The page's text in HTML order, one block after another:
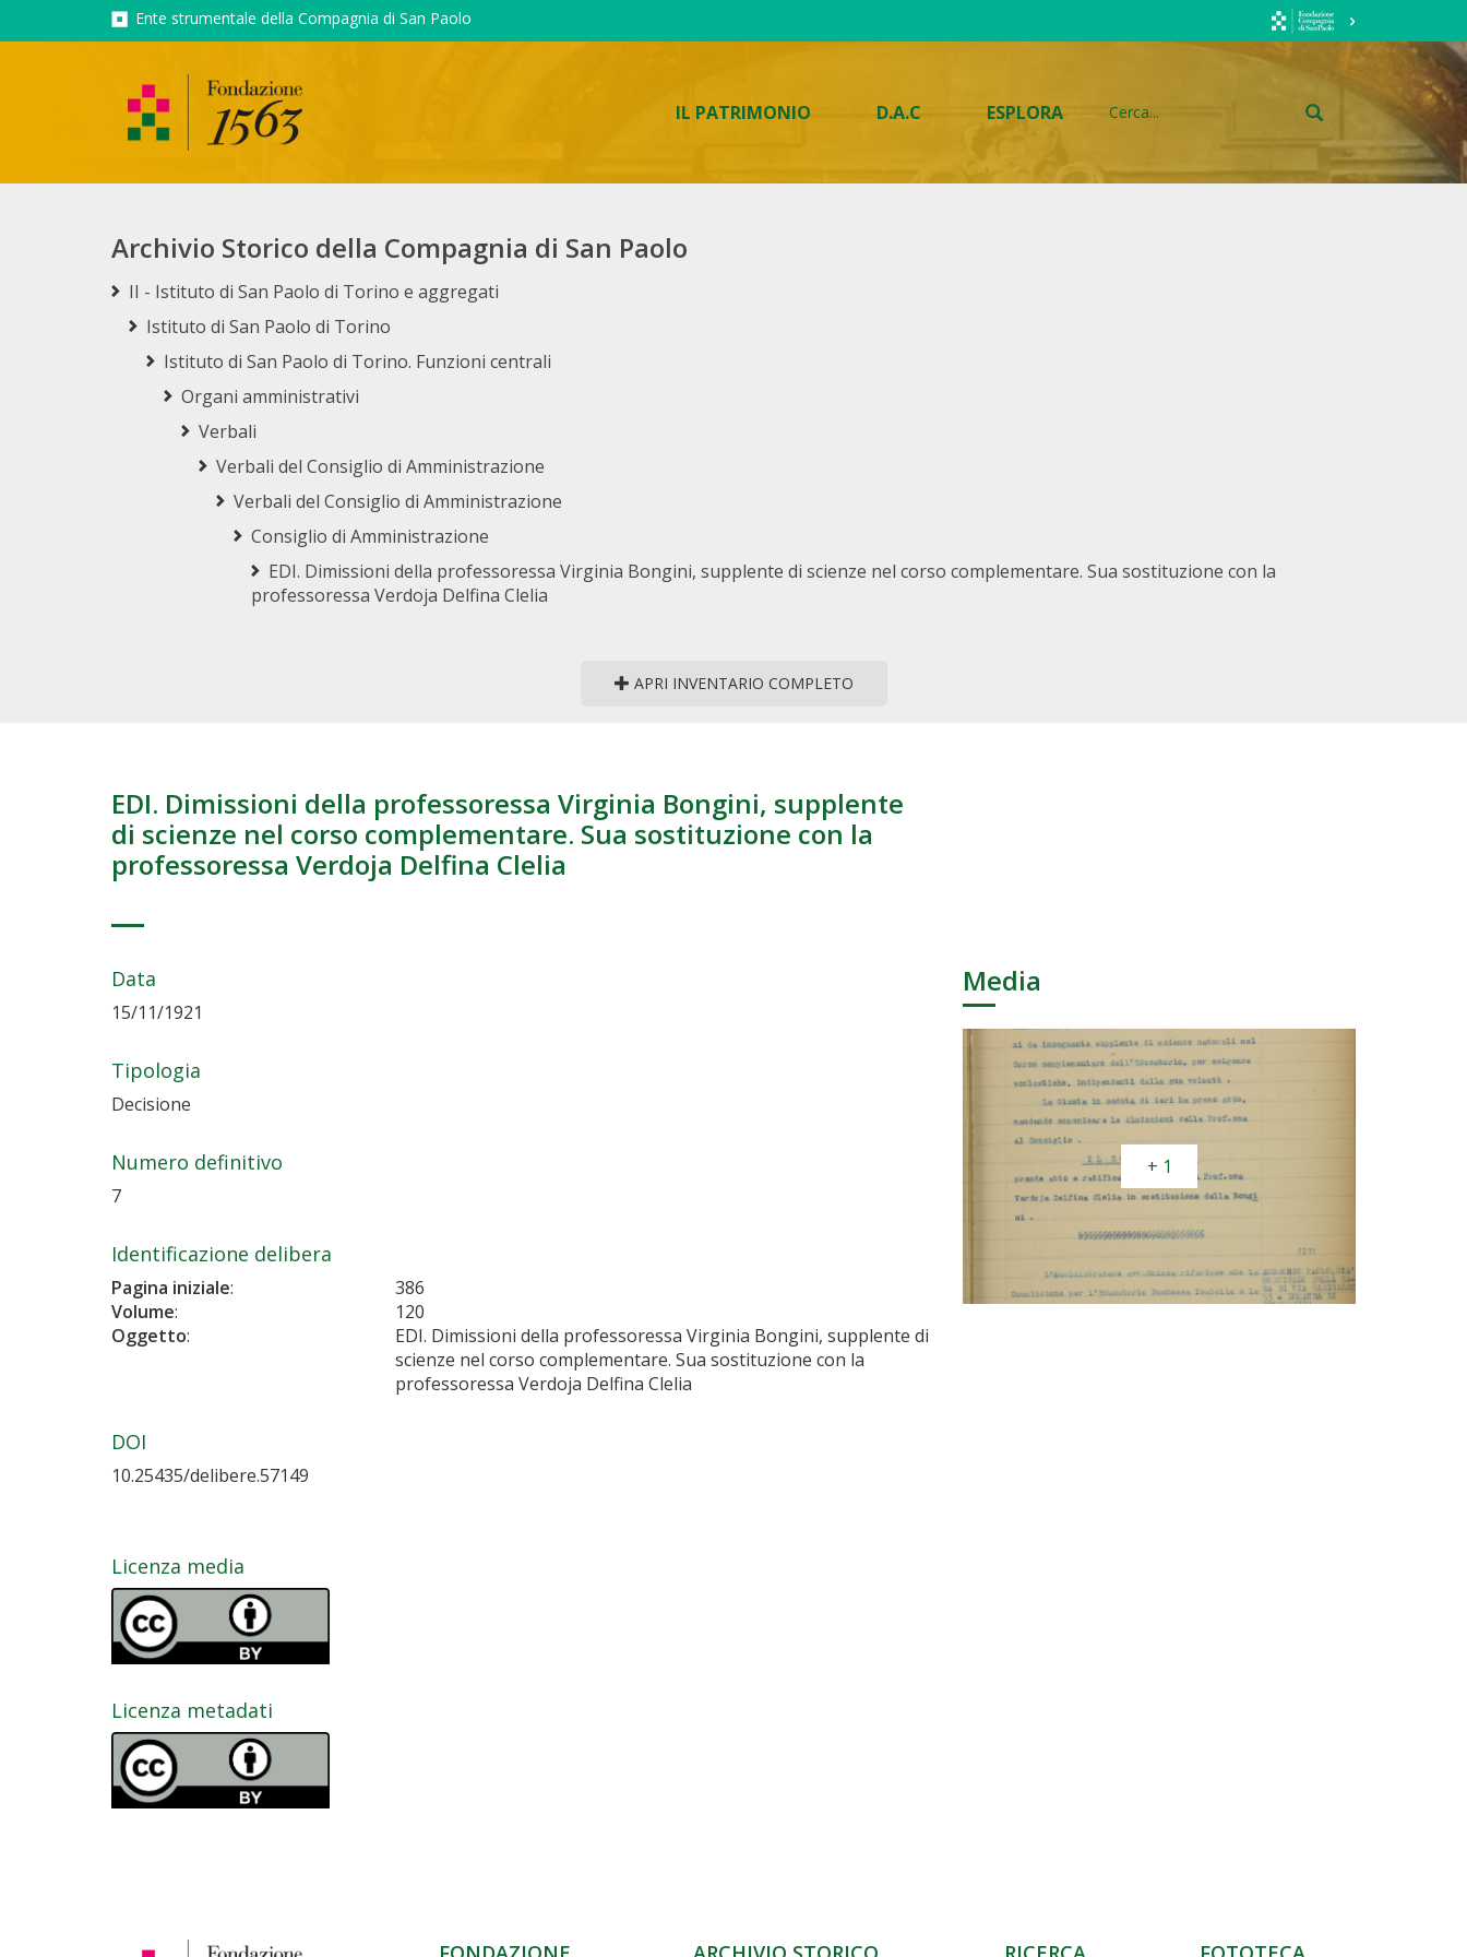
Ente strumentale della Compagnia di San Paolo
IL PATRIMONIO D.A.C ESPLORA
Archivio Storico della Compagnia di San Paolo
II - Istituto di San Paolo di Torino e aggregati
Istituto di San Paolo di Torino
Istituto di San Paolo di Torino. Funzioni centrali
Organi amministrativi
Verbali
Verbali del Consiglio di Amministrazione
Verbali del Consiglio di Amministrazione
Consiglio di Amministrazione
EDI. Dimissioni della professoressa Virginia Bongini, supplente di scienze nel corso complementare. Sua sostituzione con la
professoressa Verdoja Delfina Clelia
APRI INVENTARIO COMPLETO
EDI. Dimissioni della professoressa Virginia Bongini, supplente
di scienze nel corso complementare. Sua sostituzione con la
professoressa Verdoja Delfina Clelia
Media
+ 1
Data
15/11/1921
Tipologia
Decisione
Numero definitivo
7
Identificazione delibera
Pagina iniziale:
386
Volume:
120
Oggetto:
EDI. Dimissioni della professoressa Virginia Bongini, supplente di
scienze nel corso complementare. Sua sostituzione con la
professoressa Verdoja Delfina Clelia
DOI
10.25435/delibere.57149
Licenza media
Licenza metadati